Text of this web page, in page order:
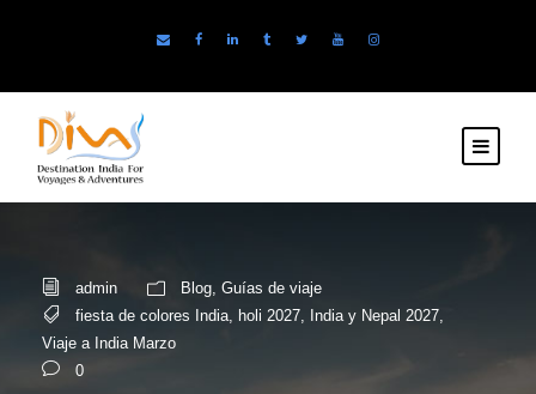
admin Blog, Guías de viaje
fiesta de colores India
holi 2027 India y Nepal 2027
Viaje a India Marzo
0